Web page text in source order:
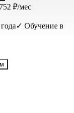
₽/мес
✓ Обучение в